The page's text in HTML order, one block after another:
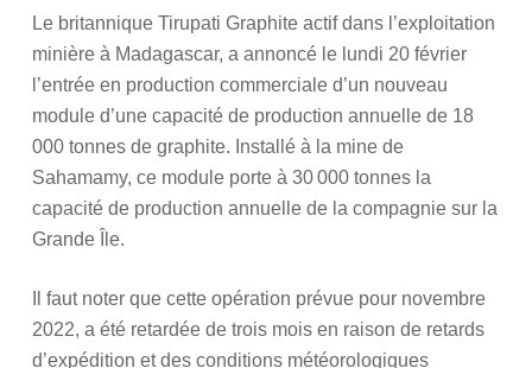
Le britannique Tirupati Graphite actif dans l’exploitation
minière à Madagascar, a annoncé le lundi 20 février
l’entrée en production commerciale d’un nouveau
module d’une capacité de production annuelle de 18
000 tonnes de graphite. Installé à la mine de
Sahamamy, ce module porte à 30 000 tonnes la
capacité de production annuelle de la compagnie sur la
Grande Île.
Il faut noter que cette opération prévue pour novembre
2022, a été retardée de trois mois en raison de retards
d’expédition et des conditions météorologiques